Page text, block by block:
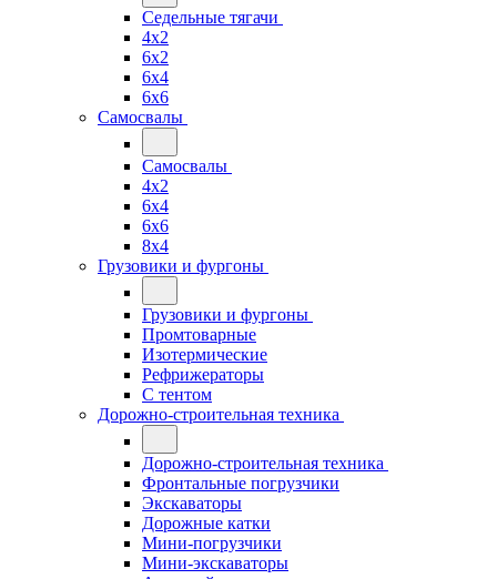
Седельные тягачи
4x2
6x2
6x4
6x6
Самосвалы
Самосвалы
4x2
6x4
6x6
8x4
Грузовики и фургоны
Грузовики и фургоны
Промтоварные
Изотермические
Рефрижераторы
С тентом
Дорожно-строительная техника
Дорожно-строительная техника
Фронтальные погрузчики
Экскаваторы
Дорожные катки
Мини-погрузчики
Мини-экскаваторы